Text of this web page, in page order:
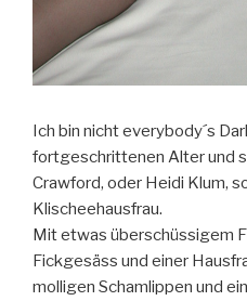
Ich bin nicht everybody´s
fortgeschrittenen Alter und
Crawford, oder Heidi Klum,
Klischeehausfrau.
Mit etwas überschüssigem
Fickgesäss und einer
molligen Schamlippen und